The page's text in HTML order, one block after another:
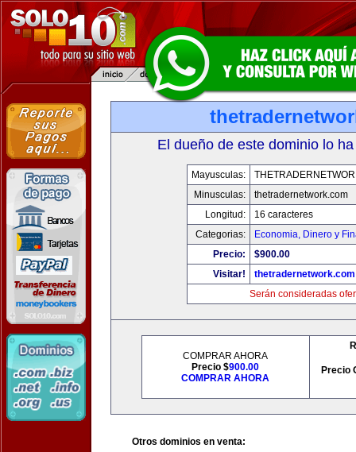
El dueño de este dominio lo
Mayusculas:
Minusculas:
thetradernetwork.com
Longitud:
16 caracteres
Categorias:
Economia, Dinero y
Precio:
$900.00
Visitar!
thetradernetwork.com
Serán consideradas
COMPRAR AHORA
Precio $900.00
COMPRAR AHORA
Precio
Otros dominios en venta: